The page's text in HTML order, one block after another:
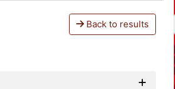
Back to results